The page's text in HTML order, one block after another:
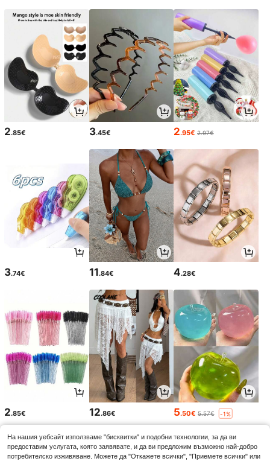
2.85€ 3.45€ 2.95€ 2.97€
3.74€ 11.84€ 4.28€
2.85€ 12.86€ 5.50€ 5.57€ -1%
На нашия уебсайт използваме "бисквитки" и подобни технологии, за да ви
предоставим услугата, която заявявате, и да ви предложим възможно най-добро
потребителско изживяване. Можете да "Откажете всички", "Приемете всички" или